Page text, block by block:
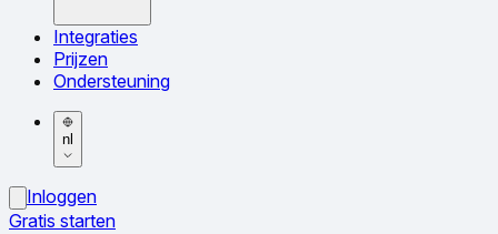
Integraties
Prijzen
Ondersteuning
nl
Inloggen
Gratis starten